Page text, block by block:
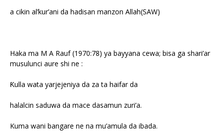
a cikin al’kur’ani da hadisan manzon Allah(SAW)
Haka ma M A Rauf (1970:78) ya bayyana cewa; bisa ga shari’ar
musulunci aure shi ne :
Ƙulla wata yarjejeniya da za ta haifar da
halalcin saduwa da mace dasamun zuri’a.
Kuma wani bangare ne na mu’amula da ibada.